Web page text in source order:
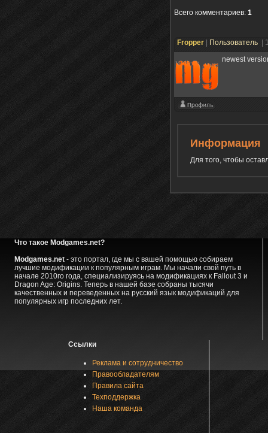
Всего комментариев: 1
Fropper Пользователь
|
newest
Информация
Для того, чтобы
Что такое Modgames.net?
Modgames.net- это портал, где мы с вашей помощью собираем
лучшие модификации к популярным играм. Мы начали свой путь в
начале 2010го года, специализируясь на модификациях к Fallout 3 и
Dragon Age: Origins. Теперь в нашей базе собраны тысячи
качественных и переведенных на русский язык модификаций для
популярных игр последних лет.
Ссылки
Реклама и сотрудничество
Правообладателям
Правила сайта
Техподдержка
Наша команда